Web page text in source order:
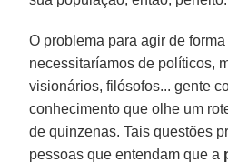
O problema para agir de
necessitaríamos de políticos,
visionários, filósofos... gente
conhecimento que olhe um
de quinzenas. Tais questões
pessoas que entendam que a